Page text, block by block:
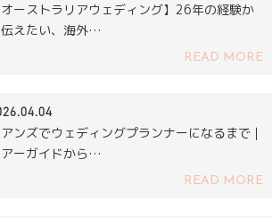
オーストラリアウェディング】26年の経験か
伝えたい、海外…
READ MORE
ンズでウェディングプランナーになるまで｜
ーガイドから…
READ MORE